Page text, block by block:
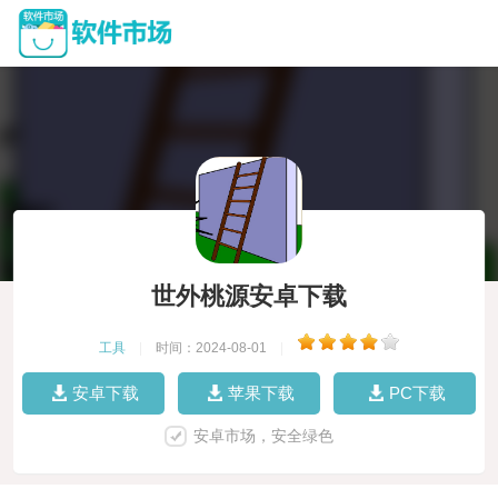
世外桃源安卓下载
工具 时间：2024-08-01
安卓下载 苹果下载 PC下载
安卓市场，安全绿色